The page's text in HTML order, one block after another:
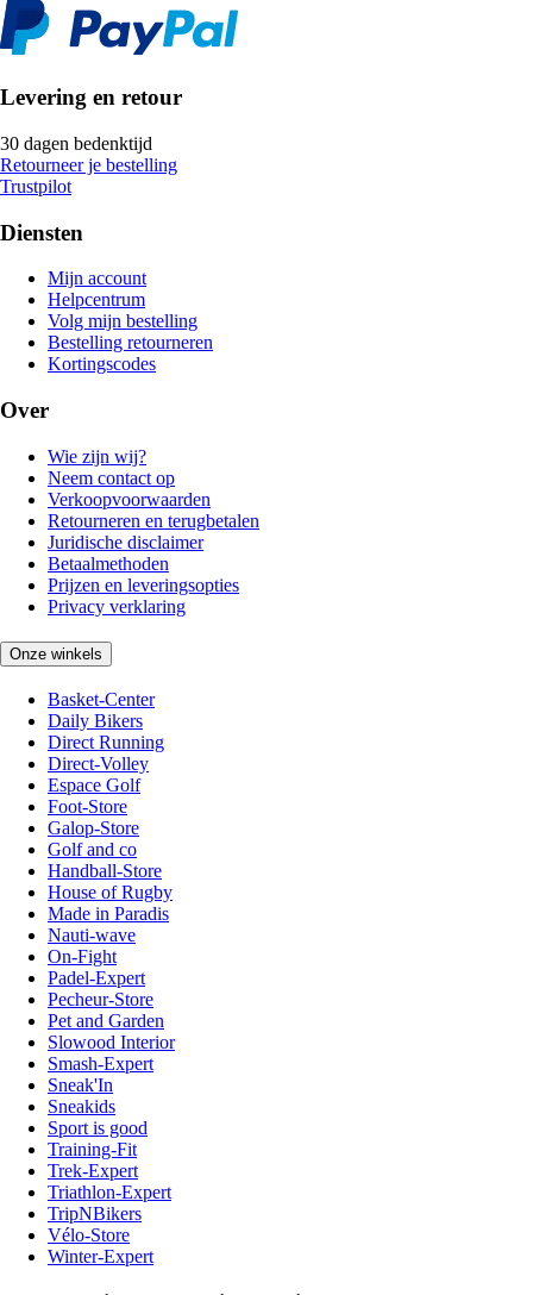
Levering en retour
30 dagen bedenktijd
Retourneer je bestelling
Trustpilot
Diensten
Mijn account
Helpcentrum
Volg mijn bestelling
Bestelling retourneren
Kortingscodes
Over
Wie zijn wij?
Neem contact op
Verkoopvoorwaarden
Retourneren en terugbetalen
Juridische disclaimer
Betaalmethoden
Prijzen en leveringsopties
Privacy verklaring
Onze winkels
Basket-Center
Daily Bikers
Direct Running
Direct-Volley
Espace Golf
Foot-Store
Galop-Store
Golf and co
Handball-Store
House of Rugby
Made in Paradis
Nauti-wave
On-Fight
Padel-Expert
Pecheur-Store
Pet and Garden
Slowood Interior
Smash-Expert
Sneak'In
Sneakids
Sport is good
Training-Fit
Trek-Expert
Triathlon-Expert
TripNBikers
Vélo-Store
Winter-Expert